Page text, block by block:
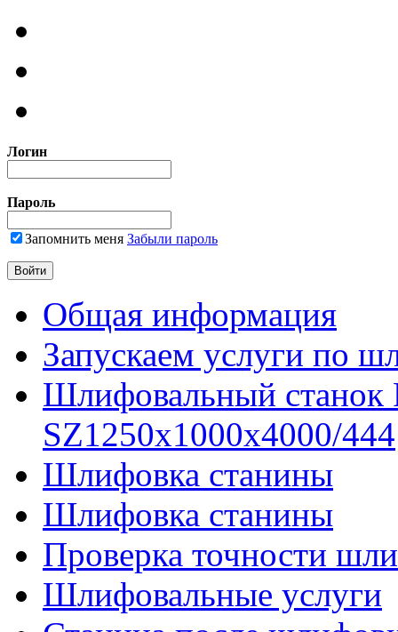
Логин
Пароль
Запомнить меня Забыли пароль
Общая информация
Запускаем услуги по
Шлифовальный
SZ1250x1000x4000/444
Шлифовка станины
Шлифовка станины
Проверка точности
Шлифовальные услуги